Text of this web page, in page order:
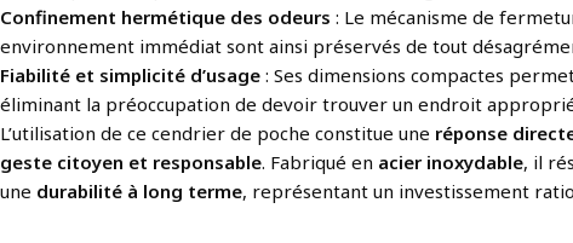
Confinement hermétique des odeurs : Le mécanisme de
environnement immédiat sont ainsi préservés de tout
Fiabilité et simplicité d’usage : Ses dimensions compactes
éliminant la préoccupation de devoir trouver un endroit
L’utilisation de ce cendrier de poche constitue une réponse
geste citoyen et responsable. Fabriqué en acier inoxydable, il
une durabilité à long terme, représentant un investissement